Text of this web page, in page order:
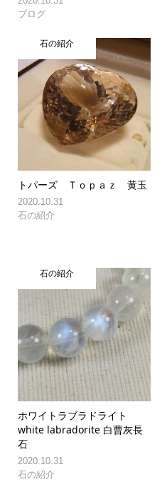
ブログ
石の紹介
トパーズ Ｔｏｐａｚ 黄玉
2020.10.31
石の紹介
石の紹介
ホワイトラブラドライト
white labradorite 白曹灰長
石
2020.10.31
石の紹介